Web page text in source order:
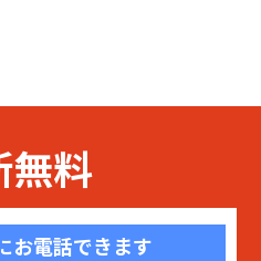
無料
お電話できます